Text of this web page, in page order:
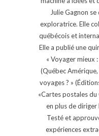
Julie Gagnon
exploratrice. Elle
québécois et
Elle a publié une
« Voyager mieux
(Québec
voyages ? »
«Cartes postales du
en plus de diriger
Testé et
expériences